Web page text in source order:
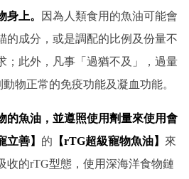
上。
因為人類食用的魚油可能會
的成分，或是調配的比例及份量不
；此外，凡事「過猶不及」，過量
物正常的免疫功能及凝血功能。
的魚油，並遵照使用劑量來使用會
立善】 的 【rTG超級寵物魚油】 來
收的rTG型態，使用深海洋食物鏈